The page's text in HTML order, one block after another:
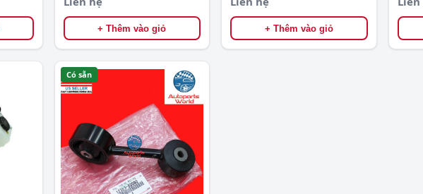
+ Thêm vào giỏ + Thêm vào giỏ
Có sẵn